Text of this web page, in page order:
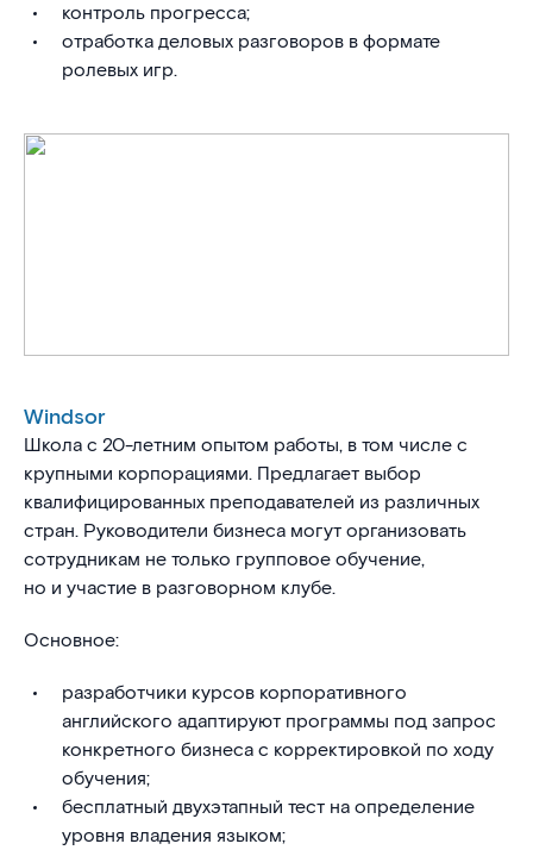
контроль прогресса;
отработка деловых разговоров в формате
ролевых игр.
Windsor
Школа с 20-летним опытом работы, в том числе с
крупными корпорациями. Предлагает выбор
квалифицированных преподавателей из различных
стран. Руководители бизнеса могут организовать
сотрудникам не только групповое обучение,
но и участие в разговорном клубе.
Основное:
разработчики курсов корпоративного
английского адаптируют программы под запрос
конкретного бизнеса с корректировкой по ходу
обучения;
бесплатный двухэтапный тест на определение
уровня владения языком;